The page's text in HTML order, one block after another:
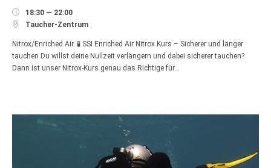
 18:30 — 22:00
 Taucher-Zentrum
Nitrox/Enriched Air. 🧪 SSI Enriched Air Nitrox Kurs – Sicherer und länger
tauchen Du willst deine Nullzeit verlängern und dabei sicherer tauchen?
Dann ist unser Nitrox-Kurs genau das Richtige für…